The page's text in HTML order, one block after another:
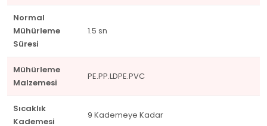
Normal
Mühürleme
Süresi
1.5 sn
Mühürleme
Malzemesi
PE.PP.LDPE.PVC
Sıcaklık
Kademesi
9 Kademeye Kadar